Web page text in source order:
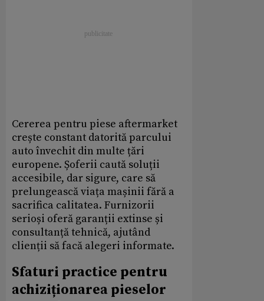
Cererea pentru piese aftermarket
crește constant datorită parcului
auto învechit din multe țări
europene. Șoferii caută soluții
accesibile, dar sigure, care să
prelungească viața mașinii fără a
sacrifica calitatea. Furnizorii
serioși oferă garanții extinse și
consultanță tehnică, ajutând
clienții să facă alegeri informate.
Sfaturi practice pentru
achiziționarea pieselor